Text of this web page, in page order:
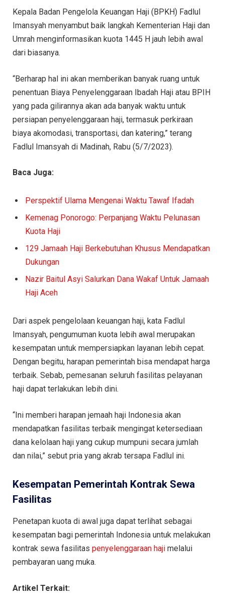
Kepala Badan Pengelola Keuangan Haji (BPKH) Fadlul
Imansyah menyambut baik langkah Kementerian Haji dan
Umrah menginformasikan kuota 1445 H jauh lebih awal
dari biasanya.
“Berharap hal ini akan memberikan banyak ruang untuk
penentuan Biaya Penyelenggaraan Ibadah Haji atau BPIH
yang pada gilirannya akan ada banyak waktu untuk
persiapan penyelenggaraan haji, termasuk perkiraan
biaya akomodasi, transportasi, dan katering,” terang
Fadlul Imansyah di Madinah, Rabu (5/7/2023).
Baca Juga:
Perspektif Ulama Mengenai Waktu Tawaf Ifadah
Kemenag Ponorogo: Perpanjang Waktu Pelunasan
Kuota Haji
129 Jamaah Haji Berkebutuhan Khusus Mendapatkan
Dukungan
Nazir Baitul Asyi Salurkan Dana Wakaf Untuk Jamaah
Haji Aceh
Dari aspek pengelolaan keuangan haji, kata Fadlul
Imansyah, pengumuman kuota lebih awal merupakan
kesempatan untuk mempersiapkan layanan lebih cepat.
Dengan begitu, harapan pemerintah bisa mendapat harga
terbaik. Sebab, pemesanan seluruh fasilitas pelayanan
haji dapat terlakukan lebih dini.
“Ini memberi harapan jemaah haji Indonesia akan
mendapatkan fasilitas terbaik mengingat ketersediaan
dana kelolaan haji yang cukup mumpuni secara jumlah
dan nilai,” sebut pria yang akrab tersapa Fadlul ini.
Kesempatan Pemerintah Kontrak Sewa
Fasilitas
Penetapan kuota di awal juga dapat terlihat sebagai
kesempatan bagi pemerintah Indonesia untuk melakukan
kontrak sewa fasilitas penyelenggaraan haji melalui
pembayaran uang muka.
Artikel Terkait: